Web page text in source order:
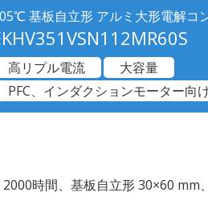
基板自立形 アルミ大形電解コ
高リプル電流
大容量
PFC、インダクションモーター向
時間、基板自立形 30×60 mm